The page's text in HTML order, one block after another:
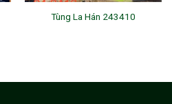
Tùng La Hán 243410